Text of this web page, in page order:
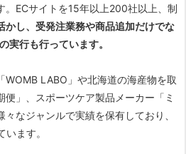
。ECサイトを15年以上200社以上、制
かし、受発注業務や商品追加だけでな
実行も行っています。
WOMB LABO」や北海道の海産物を取
便」、スポーツケア製品メーカー「ミ
なジャンルで実績を保有しており、
ます。